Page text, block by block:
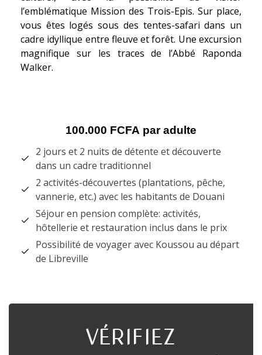
l’emblématique Mission des Trois-Epis. Sur place,
vous êtes logés sous des tentes-safari dans un
cadre idyllique entre fleuve et forêt. Une excursion
magnifique sur les traces de l’Abbé Raponda
Walker.
100.000 FCFA par adulte
2 jours et 2 nuits de détente et découverte
dans un cadre traditionnel
2 activités-découvertes (plantations, pêche,
vannerie, etc.) avec les habitants de Douani
Séjour en pension complète: activités,
hôtellerie et restauration inclus dans le prix
Possibilité de voyager avec Koussou au départ
de Libreville
VÉRIFIEZ